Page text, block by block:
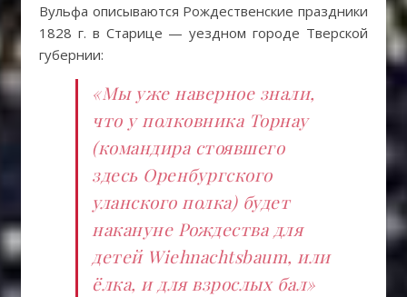
Вульфа описываются Рождественские праздники
1828 г. в Старице — уездном городе Тверской
губернии:
«Мы уже наверное знали,
что у полковника Торнау
(командира стоявшего
здесь Оренбургского
уланского полка) будет
накануне Рождества для
детей Wiehnachtsbaum, или
ёлка, и для взрослых бал»